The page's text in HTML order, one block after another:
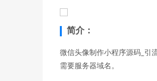
简介：
微信头像制作小程序源码_引
需要服务器域名。